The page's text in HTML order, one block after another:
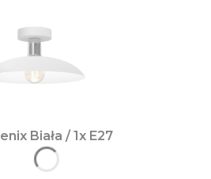
Biała / 1x E27